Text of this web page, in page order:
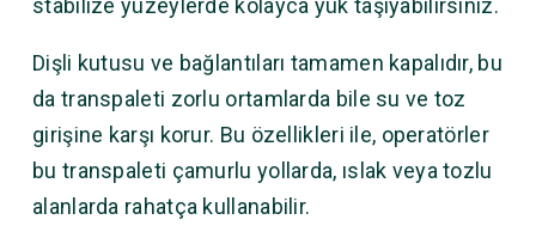
stabilize yüzeylerde kolayca yük taşıyabilirsiniz.
Dişli kutusu ve bağlantıları tamamen kapalıdır, bu
da transpaleti zorlu ortamlarda bile su ve toz
girişine karşı korur. Bu özellikleri ile, operatörler
bu transpaleti çamurlu yollarda, ıslak veya tozlu
alanlarda rahatça kullanabilir.